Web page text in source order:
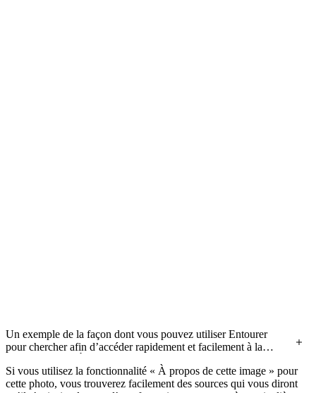
Un exemple de la façon dont vous pouvez utiliser Entourer
pour chercher afin d’accéder rapidement et facilement à la
Lenticular Cloud over Harold's Cross Dublin Ireland taken at
11:30AM, 30th June 2015» par Omnisource5, sous licence
Si vous utilisez la fonctionnalité « À propos de cette image » pour
cette photo, vous trouverez facilement des sources qui vous diront